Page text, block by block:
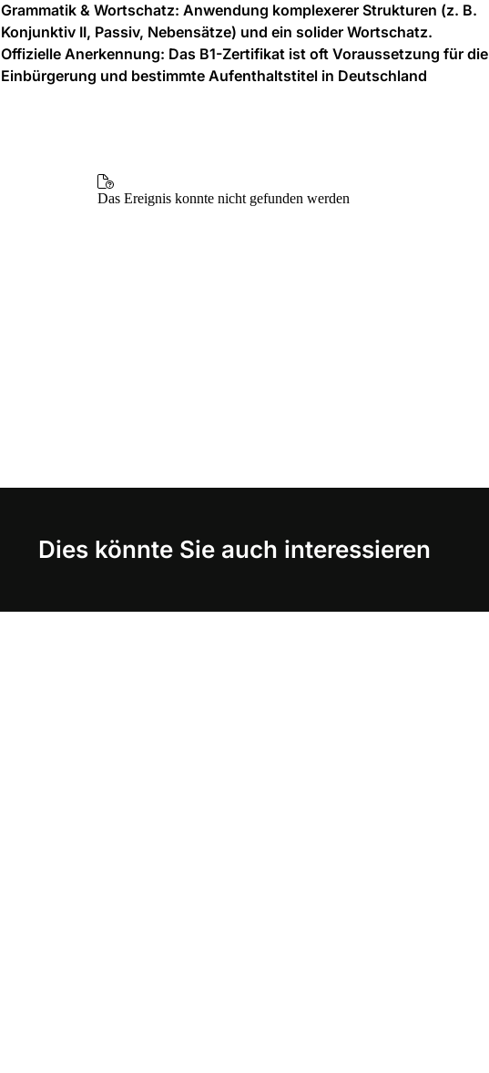
Grammatik & Wortschatz: Anwendung komplexerer Strukturen (z. B.
Konjunktiv II, Passiv, Nebensätze) und ein solider Wortschatz.
Offizielle Anerkennung: Das B1-Zertifikat ist oft Voraussetzung für die
Einbürgerung und bestimmte Aufenthaltstitel in Deutschland
Dies könnte Sie auch interessieren